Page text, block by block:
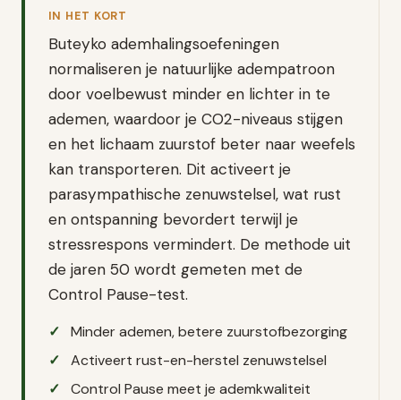
IN HET KORT
Buteyko ademhalingsoefeningen
normaliseren je natuurlijke adempatroon
door voelbewust minder en lichter in te
ademen, waardoor je CO2-niveaus stijgen
en het lichaam zuurstof beter naar weefels
kan transporteren. Dit activeert je
parasympathische zenuwstelsel, wat rust
en ontspanning bevordert terwijl je
stressrespons vermindert. De methode uit
de jaren 50 wordt gemeten met de
Control Pause-test.
Minder ademen, betere zuurstofbezorging
Activeert rust-en-herstel zenuwstelsel
Control Pause meet je ademkwaliteit